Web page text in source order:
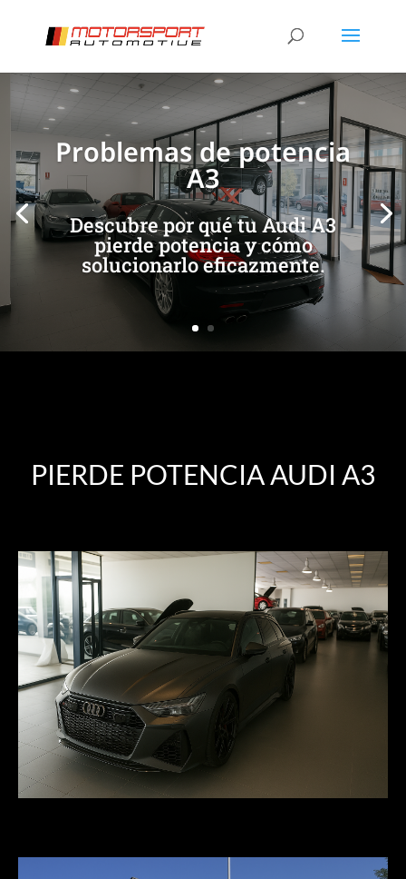
Problemas de potencia
A3
Descubre por qué tu Audi A3
pierde potencia y cómo
solucionarlo eficazmente.
[/et_pb_slide] [/et_pb_slide]
PIERDE POTENCIA AUDI A3